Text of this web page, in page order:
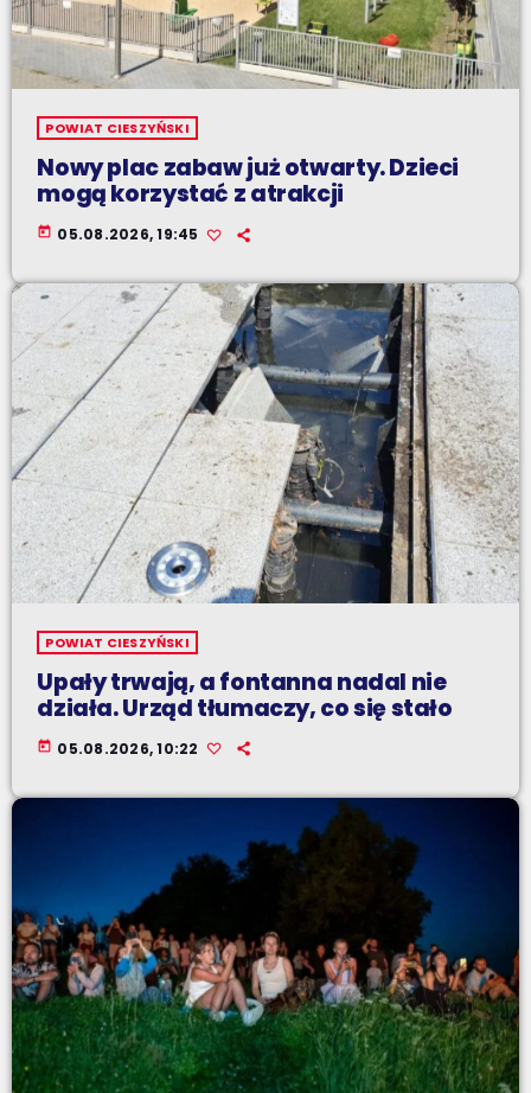
POWIAT CIESZYŃSKI
Nowy plac zabaw już otwarty. Dzieci
mogą korzystać z atrakcji
today 05.08.2026, 19:45
POWIAT CIESZYŃSKI
Upały trwają, a fontanna nadal nie
działa. Urząd tłumaczy, co się stało
today 05.08.2026, 10:22